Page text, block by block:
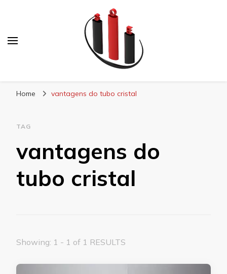
Home vantagens do tubo cristal
TAG
vantagens do
tubo cristal
Showing: 1 - 1 of 1 RESULTS